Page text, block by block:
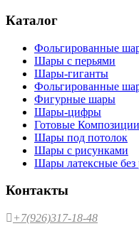
Каталог
Фольгированные
Шары с перьями
Шары-гиганты
Фольгированные
Фигурные шары
Шары-цифры
Готовые Композиции
Шары под потолок
Шары с рисунками
Шары латексные без
Контакты
+7(926)317-18-48